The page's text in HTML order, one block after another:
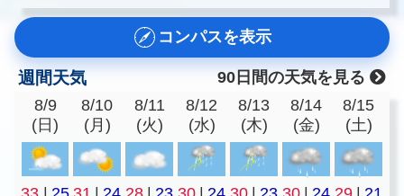
コンパスを表示
週間天気
90日間の天気を見る
8/9
(日)
8/10
(月)
8/11
(火)
8/12
(水)
8/13
(木)
8/14
(金)
8/15
(土)